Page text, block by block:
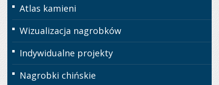
Atlas kamieni
Wizualizacja nagrobków
Indywidualne projekty
Nagrobki chińskie